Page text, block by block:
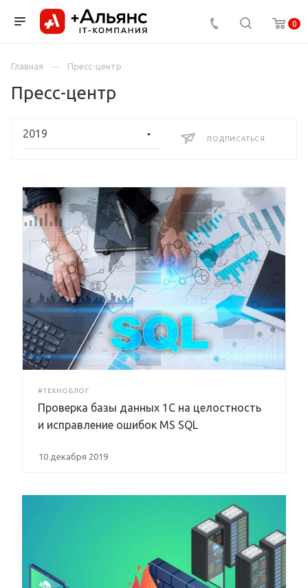
0
Главная Пресс-центр
Пресс-центр
ПОДПИСАТЬСЯ
#ТЕХНОБЛОГ
Проверка базы данных 1C на целостность
и исправление ошибок MS SQL
10 декабря 2019